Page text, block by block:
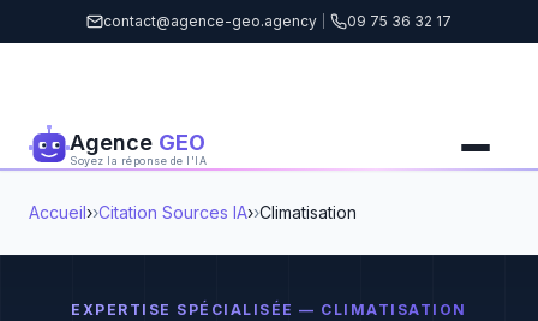
contact@agence-geo.agency 09 75 36 32 17
Agence GEO
Soyez la réponse de l'IA
Accueil› Citation Sources IA› Climatisation
EXPERTISE SPÉCIALISÉE — CLIMATISATION